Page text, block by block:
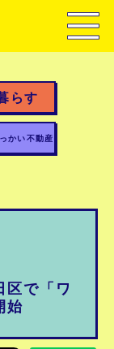
らす
かい不動産
区で「ワ
始